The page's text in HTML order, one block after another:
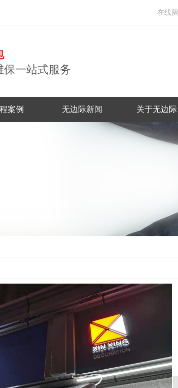
在线
保一站式服务
案例 无边际新闻 关于无边际